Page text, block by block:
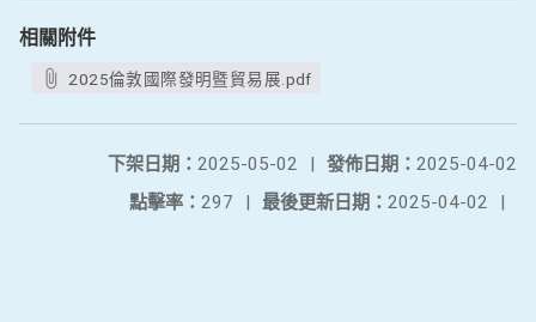
相關附件
2025倫敦國際發明暨貿易展.pdf
發佈日期： 2025-04-02
下架日期： 2025-05-02
|
最後更新日期： 2025-04-02 |
點擊率： 297 |